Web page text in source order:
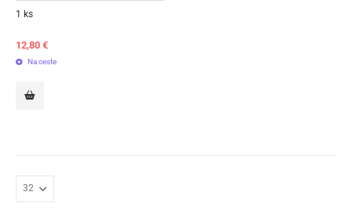
1 ks
12,80 €
Na ceste